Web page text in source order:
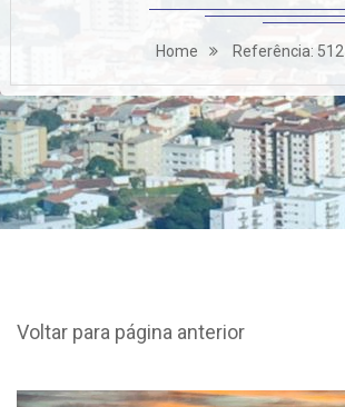
Home Referência: 512
Voltar para página anterior